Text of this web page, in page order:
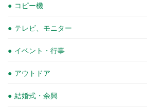
コピー機
テレビ、モニター
イベント・行事
アウトドア
結婚式・余興